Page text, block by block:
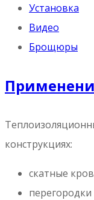
Установка
Видео
Брощюры
конструкциях:
скатные
перегородки